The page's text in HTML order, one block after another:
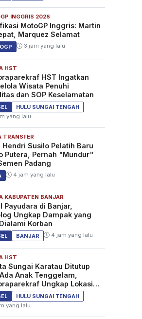
INGGRIS 2026
MotoGP Inggris: Martin
Marquez Selamat
3 jam yang lalu
HST
HST Ingatkan
Wisata Penuhi
dan SOP Keselamatan
HULU SUNGAI TENGAH
yang lalu
TRANSFER
Hendri Susilo Pelatih Baru
Putera, Pernah "Mundur"
Padang
4 jam yang lalu
KABUPATEN BANJAR
Payudara di Banjar,
Ungkap Dampak yang
Korban
BANJAR 4 jam yang lalu
HST
Sungai Karatau Ditutup
Anak Tenggelam,
Ungkap Lokasi
Berizin
HULU SUNGAI TENGAH
yang lalu